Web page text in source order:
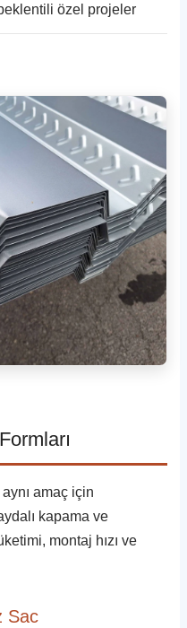
özel projeler
amaç için
kapama ve
montaj hızı ve
Sac